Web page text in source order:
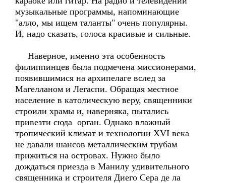
музыкальные программы, напоминающие
"алло, мы ищем таланты" очень популярны.
И, надо сказать, голоса красивые и сильные.
Наверное, именно эта особенность
филиппинцев была подмечена миссионерами,
появившимися на архипелаге вслед за
Магелланом и Легаспи. Обращая местное
население в католическую веру, священники
строили храмы и, наверняка, пытались
привезти сюда орган. Однако влажный
тропический климат и технологии XVI века
не давали шансов металлическим трубам
прижиться на островах. Нужно было
дождаться приезда в Манилу удивительного
священника и строителя Диего Сера де ла